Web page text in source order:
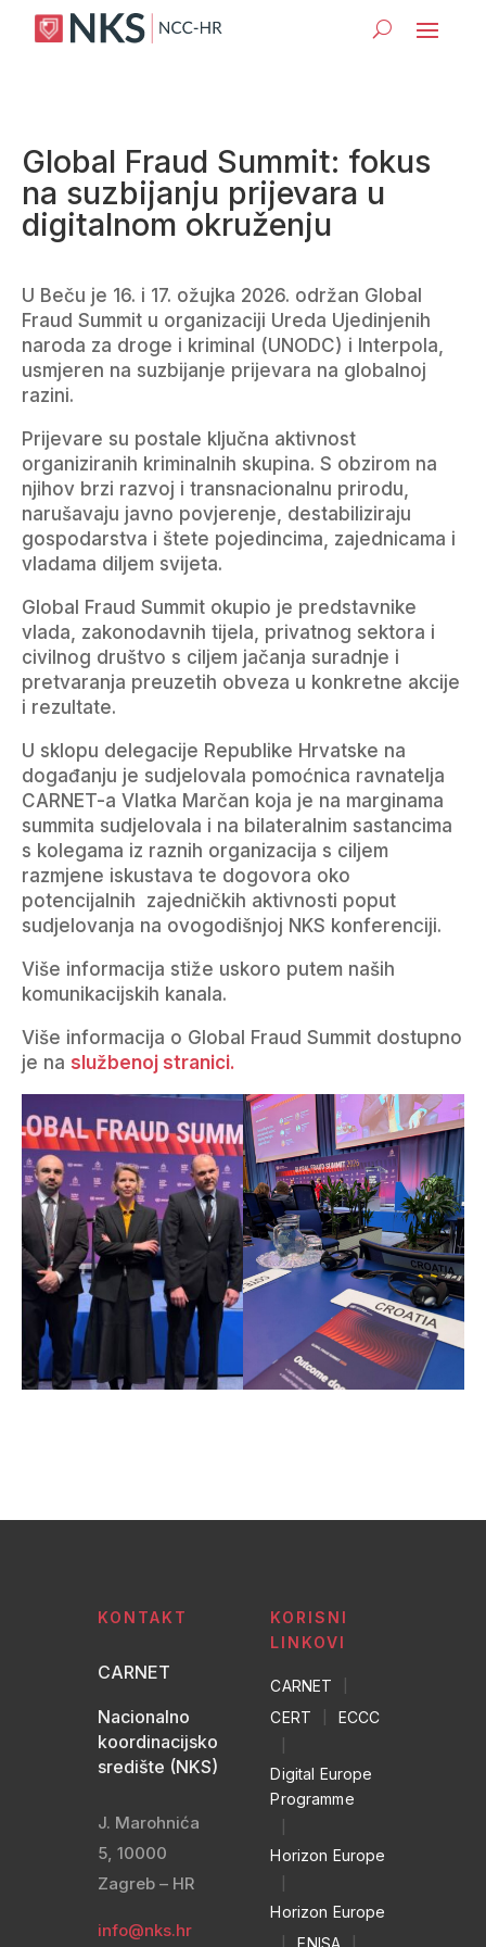
Global Fraud Summit: fokus
na suzbijanju prijevara u
digitalnom okruženju
U Beču je 16. i 17. ožujka 2026. održan Global
Fraud Summit u organizaciji Ureda Ujedinjenih
naroda za droge i kriminal (UNODC) i Interpola,
usmjeren na suzbijanje prijevara na globalnoj
razini.
Prijevare su postale ključna aktivnost
organiziranih kriminalnih skupina. S obzirom na
njihov brzi razvoj i transnacionalnu prirodu,
narušavaju javno povjerenje, destabiliziraju
gospodarstva i štete pojedincima, zajednicama i
vladama diljem svijeta.
Global Fraud Summit okupio je predstavnike
vlada, zakonodavnih tijela, privatnog sektora i
civilnog društvo s ciljem jačanja suradnje i
pretvaranja preuzetih obveza u konkretne akcije
i rezultate.
U sklopu delegacije Republike Hrvatske na
događanju je sudjelovala pomoćnica ravnatelja
CARNET-a Vlatka Marčan koja je na marginama
summita sudjelovala i na bilateralnim sastancima
s kolegama iz raznih organizacija s ciljem
razmjene iskustava te dogovora oko
potencijalnih zajedničkih aktivnosti poput
sudjelovanja na ovogodišnjoj NKS konferenciji.
Više informacija stiže uskoro putem naših
komunikacijskih kanala.
Više informacija o Global Fraud Summit dostupno
je na službenoj stranici.
KONTAKT
CARNET
Nacionalno
koordinacijsko
središte (NKS)
J. Marohnića
5, 10000
Zagreb – HR
info@nks.hr
KORISNI
LINKOVI
CARNET
CERT ECCC
Digital Europe
Programme
Horizon Europe
Horizon Europe
ENISA